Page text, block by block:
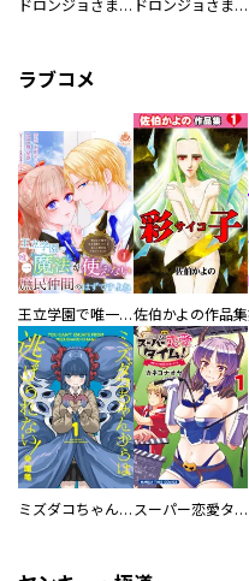
ドロンジョさまは転生しても悪役令嬢のままだった ドロンジョさまは転生しても悪役令嬢のままだった【分冊版】
ラブコメ
王立学園で唯一魔法が使えない庶民仲間のはずですよね～実は王子様で私を溺愛しているなんて告白はやめてください～佐伯かよの作品集
ミズダコちゃんからは逃げられない！ スーパー恋愛タイム！～現場でドＳな彼女は自宅でデレる～